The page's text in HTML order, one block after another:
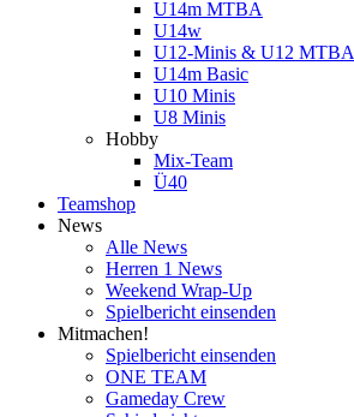
U14m MTBA
U14w
U12-Minis & U12 MTBA
U14m Basic
U10 Minis
U8 Minis
Hobby
Mix-Team
Ü40
Teamshop
News
Alle News
Herren 1 News
Weekend Wrap-Up
Spielbericht einsenden
Mitmachen!
Spielbericht einsenden
ONE TEAM
Gameday Crew